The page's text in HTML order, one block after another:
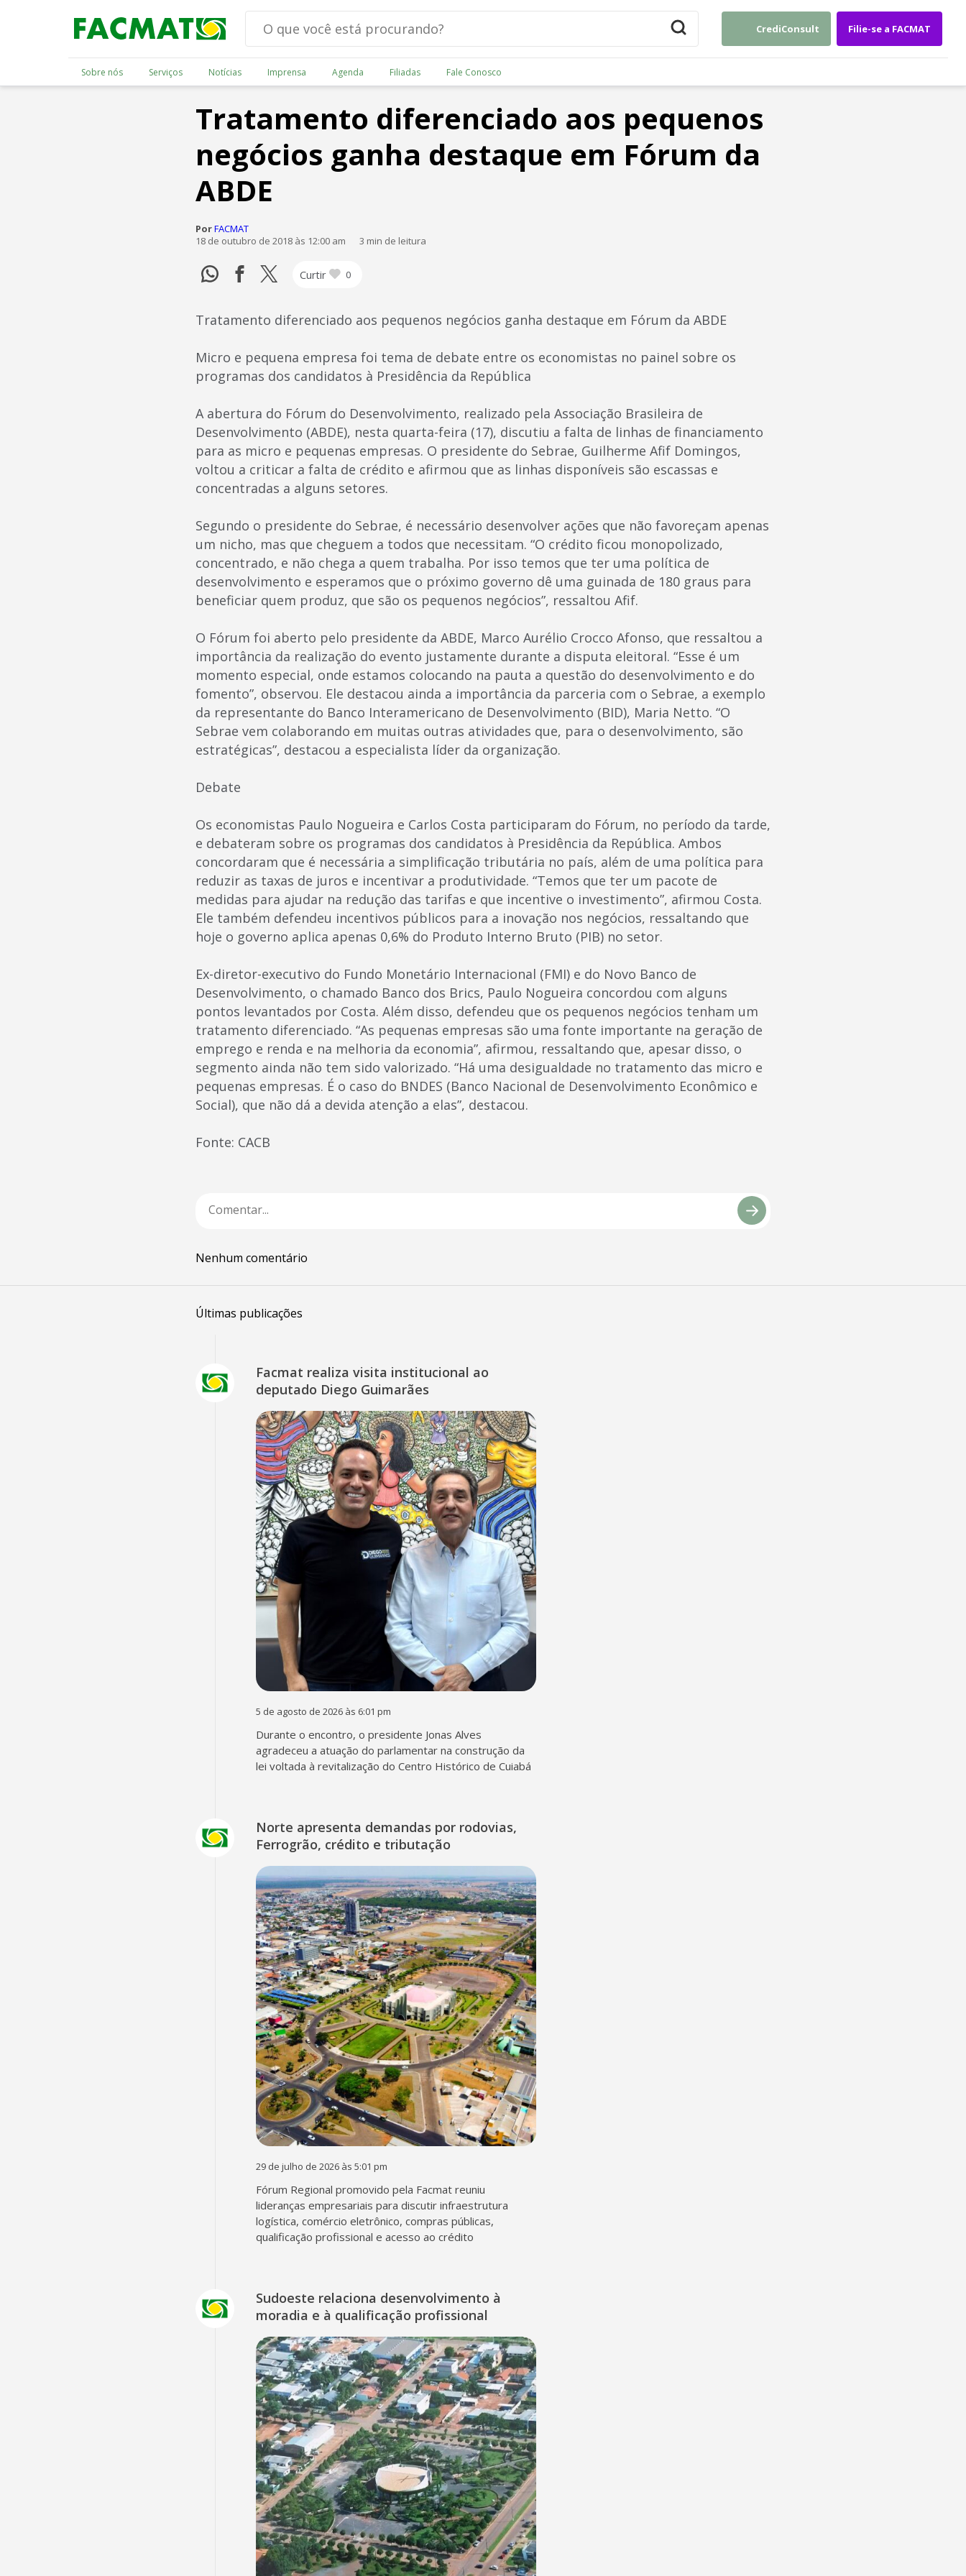
CrediConsult Filie-se a FACMAT
Sobre nós Serviços Notícias Imprensa Agenda Filiadas Fale Conosco
Tratamento diferenciado aos pequenos
negócios ganha destaque em Fórum da
ABDE
PorFACMAT
18 de outubro de 2018 às 12:00 am
3 min de leitura
Curtir 0
Tratamento diferenciado aos pequenos negócios ganha destaque em Fórum da ABDE
Micro e pequena empresa foi tema de debate entre os economistas no painel sobre os
programas dos candidatos à Presidência da República
A abertura do Fórum do Desenvolvimento, realizado pela Associação Brasileira de
Desenvolvimento (ABDE), nesta quarta-feira (17), discutiu a falta de linhas de financiamento
para as micro e pequenas empresas. O presidente do Sebrae, Guilherme Afif Domingos,
voltou a criticar a falta de crédito e afirmou que as linhas disponíveis são escassas e
concentradas a alguns setores.
Segundo o presidente do Sebrae, é necessário desenvolver ações que não favoreçam apenas
um nicho, mas que cheguem a todos que necessitam. “O crédito ficou monopolizado,
concentrado, e não chega a quem trabalha. Por isso temos que ter uma política de
desenvolvimento e esperamos que o próximo governo dê uma guinada de 180 graus para
beneficiar quem produz, que são os pequenos negócios”, ressaltou Afif.
O Fórum foi aberto pelo presidente da ABDE, Marco Aurélio Crocco Afonso, que ressaltou a
importância da realização do evento justamente durante a disputa eleitoral. “Esse é um
momento especial, onde estamos colocando na pauta a questão do desenvolvimento e do
fomento”, observou. Ele destacou ainda a importância da parceria com o Sebrae, a exemplo
da representante do Banco Interamericano de Desenvolvimento (BID), Maria Netto. “O
Sebrae vem colaborando em muitas outras atividades que, para o desenvolvimento, são
estratégicas”, destacou a especialista líder da organização.
Debate
Os economistas Paulo Nogueira e Carlos Costa participaram do Fórum, no período da tarde,
e debateram sobre os programas dos candidatos à Presidência da República. Ambos
concordaram que é necessária a simplificação tributária no país, além de uma política para
reduzir as taxas de juros e incentivar a produtividade. “Temos que ter um pacote de
medidas para ajudar na redução das tarifas e que incentive o investimento”, afirmou Costa.
Ele também defendeu incentivos públicos para a inovação nos negócios, ressaltando que
hoje o governo aplica apenas 0,6% do Produto Interno Bruto (PIB) no setor.
Ex-diretor-executivo do Fundo Monetário Internacional (FMI) e do Novo Banco de
Desenvolvimento, o chamado Banco dos Brics, Paulo Nogueira concordou com alguns
pontos levantados por Costa. Além disso, defendeu que os pequenos negócios tenham um
tratamento diferenciado. “As pequenas empresas são uma fonte importante na geração de
emprego e renda e na melhoria da economia”, afirmou, ressaltando que, apesar disso, o
segmento ainda não tem sido valorizado. “Há uma desigualdade no tratamento das micro e
pequenas empresas. É o caso do BNDES (Banco Nacional de Desenvolvimento Econômico e
Social), que não dá a devida atenção a elas”, destacou.
Fonte: CACB
Nenhum comentário
Últimas publicações
Facmat realiza visita institucional ao
deputado Diego Guimarães
5 de agosto de 2026 às 6:01 pm
Durante o encontro, o presidente Jonas Alves
agradeceu a atuação do parlamentar na construção da
lei voltada à revitalização do Centro Histórico de Cuiabá
Norte apresenta demandas por rodovias,
Ferrogrão, crédito e tributação
29 de julho de 2026 às 5:01 pm
Fórum Regional promovido pela Facmat reuniu
lideranças empresariais para discutir infraestrutura
logística, comércio eletrônico, compras públicas,
qualificação profissional e acesso ao crédito
Sudoeste relaciona desenvolvimento à
moradia e à qualificação profissional